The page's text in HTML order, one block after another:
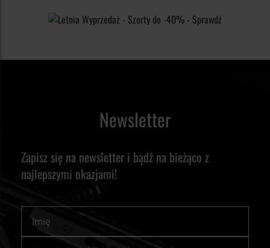
Newsletter
Zapisz się na newsletter i bądź na bieżąco z
najlepszymi okazjami!